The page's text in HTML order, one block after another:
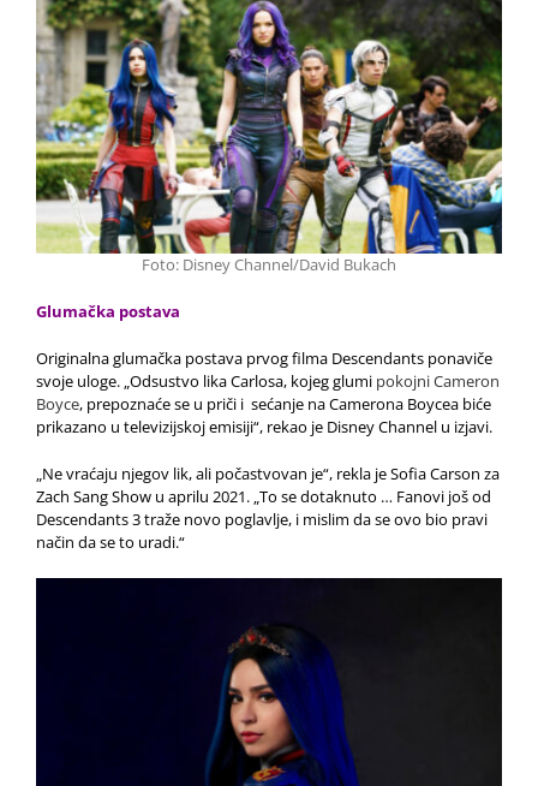
Foto: Disney Channel/David Bukach
Glumačka postava
Originalna glumačka postava prvog filma Descendants ponaviče
svoje uloge. „Odsustvo lika Carlosa, kojeg glumi pokojni Cameron
Boyce, prepoznaće se u priči i sećanje na Camerona Boycea biće
prikazano u televizijskoj emisiji“, rekao je Disney Channel u izjavi.
„Ne vraćaju njegov lik, ali počastvovan je“, rekla je Sofia Carson za
Zach Sang Show u aprilu 2021. „To se dotaknuto … Fanovi još od
Descendants 3 traže novo poglavlje, i mislim da se ovo bio pravi
način da se to uradi.“